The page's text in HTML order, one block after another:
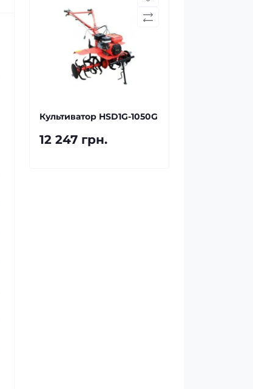
Культиватор HSD1G-1050G
12 247 грн.